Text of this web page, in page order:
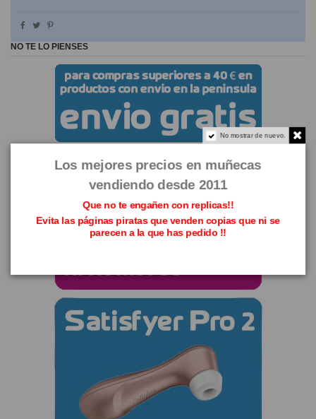
NO TE LO PIENSES
No mostrar de nuevo.
Los mejores precios en muñecas
vendiendo desde 2011
Que no te engañen con replicas!!
Evita las páginas piratas que venden copias que ni se
parecen a la que has pedido !!